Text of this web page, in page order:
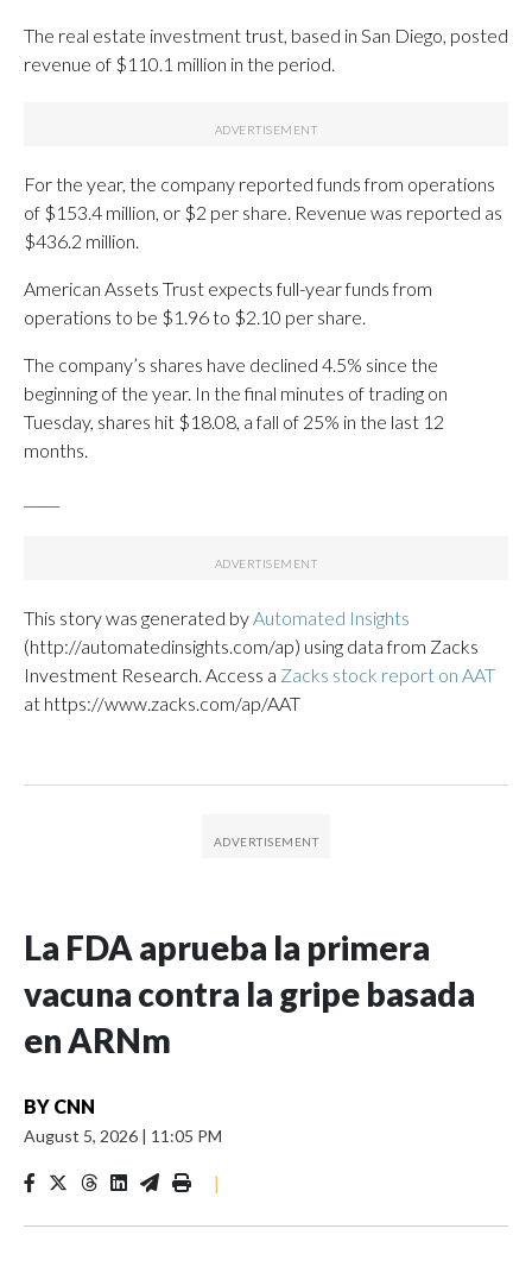
The real estate investment trust, based in San Diego, posted
revenue of $110.1 million in the period.
For the year, the company reported funds from operations
of $153.4 million, or $2 per share. Revenue was reported as
$436.2 million.
American Assets Trust expects full-year funds from
operations to be $1.96 to $2.10 per share.
The company’s shares have declined 4.5% since the
beginning of the year. In the final minutes of trading on
Tuesday, shares hit $18.08, a fall of 25% in the last 12
months.
This story was generated by Automated Insights
(http://automatedinsights.com/ap) using data from Zacks
Investment Research. Access a Zacks stock report on AAT
at https://www.zacks.com/ap/AAT
La FDA aprueba la primera
vacuna contra la gripe basada
en ARNm
BY CNN
August 5, 2026 | 11:05 PM
|